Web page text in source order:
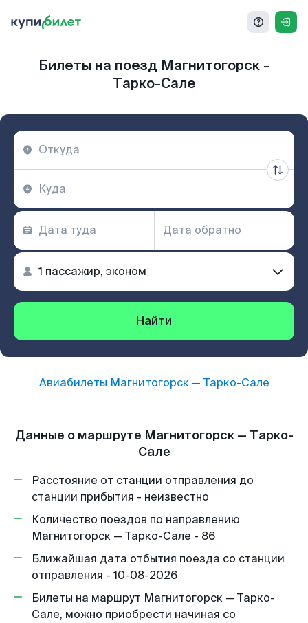
Билеты на поезд Магнитогорск -
Тарко-Сале
Найти
Авиабилеты Магнитогорск— Тарко-Сале
Данные о маршруте Магнитогорск — Тарко-
Сале
Расстояние от станции отправления до
станции прибытия - неизвестно
Количество поездов по направлению
Магнитогорск — Тарко-Сале - 86
Ближайшая дата отбытия поезда со станции
отправления - 10-08-2026
Билеты на маршрут Магнитогорск — Тарко-
Сале, можно приобрести начиная со